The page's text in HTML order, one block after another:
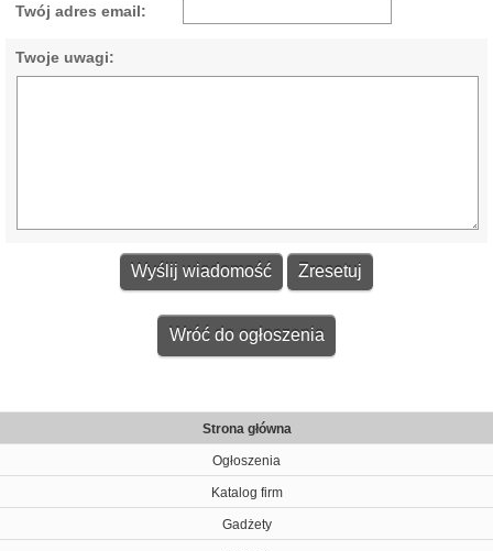
Twój adres email:
Twoje uwagi:
Wróć do ogłoszenia
Strona główna
Ogłoszenia
Katalog firm
Gadżety